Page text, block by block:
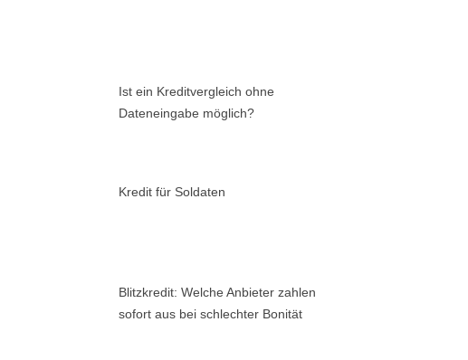
Ist ein Kreditvergleich ohne
Dateneingabe möglich?
Kredit für Soldaten
Blitzkredit: Welche Anbieter zahlen
sofort aus bei schlechter Bonität